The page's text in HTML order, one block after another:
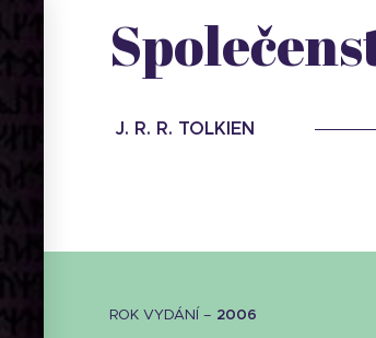
J. R. R. TOLKIEN
ROK VYDÁNÍ – 2006